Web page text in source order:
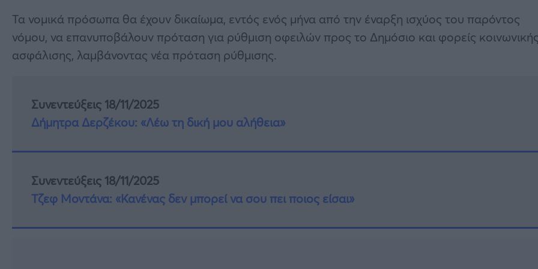
Τα νομικά πρόσωπα θα έχουν δικαίωμα, εντός ενός μήνα από την έναρξη ισχύος του παρόντος
νόμου, να επανυποβάλουν πρόταση για ρύθμιση οφειλών προς το Δημόσιο και φορείς
ασφάλισης, λαμβάνοντας νέα πρόταση ρύθμισης.
Συνεντεύξεις 18/11/2025
Δήμητρα Δερζέκου: «Λέω τη δική μου αλήθεια»
Συνεντεύξεις 18/11/2025
Τζεφ Μοντάνα: «Κανένας δεν μπορεί να σου πει ποιος είσαι»